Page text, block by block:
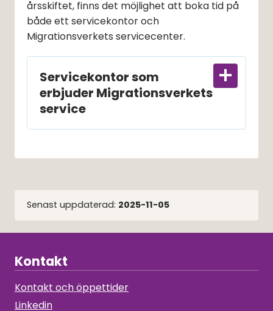
årsskiftet, finns det möjlighet att boka tid på
både ett servicekontor och
Migrationsverkets servicecenter.
Servicekontor som
erbjuder Migrationsverkets
service
Senast uppdaterad: 2025-11-05
Kontakt
Kontakt och öppettider
Linkedin